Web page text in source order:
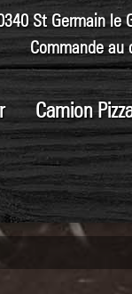
Camion
St Germain le
Commande au